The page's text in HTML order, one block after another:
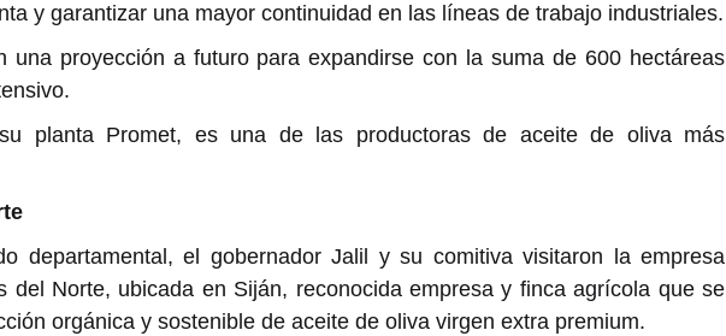
y garantizar una mayor continuidad en las líneas de trabajo industriales.
una proyección a futuro para expandirse con la suma de 600 hectáreas
planta Promet, es una de las productoras de aceite de oliva más
departamental, el gobernador Jalil y su comitiva visitaron la empresa
del Norte, ubicada en Siján, reconocida empresa y finca agrícola que se
orgánica y sostenible de aceite de oliva virgen extra premium.